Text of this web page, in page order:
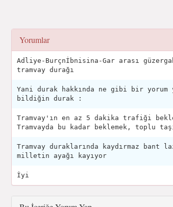
Yorumlar
Adliye-Burçnİbnisina-Gar arası
tramvay durağı
Yani durak hakkında ne gibi bir yorum
bildiğin durak :
Tramvay'ın en az 5 dakika trafiği
Tramvayda bu kadar beklemek, toplu
Tramvay duraklarında kaydırmaz bant
milletin ayağı kayıyor
İyi